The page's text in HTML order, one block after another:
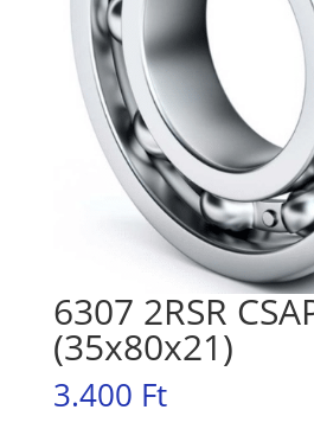
6307 2RSR
(35x80x21)
3.400 Ft